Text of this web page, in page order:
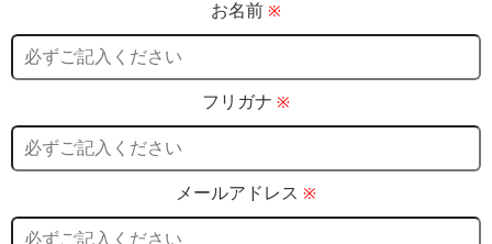
お名前 ※
フリガナ ※
メールアドレス ※